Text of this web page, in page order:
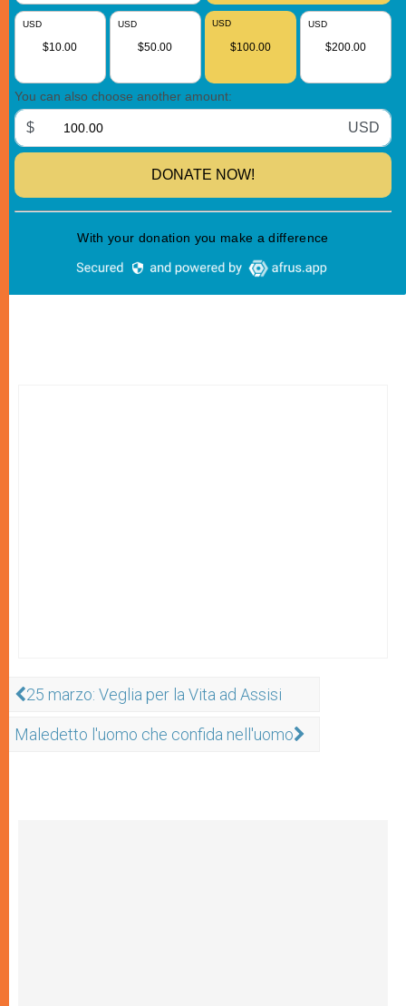
25 marzo: Veglia per la Vita ad Assisi
Maledetto l'uomo che confida nell'uomo